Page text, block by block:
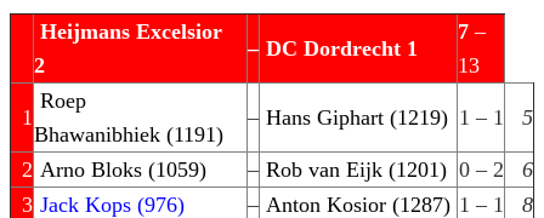
Heijmans Excelsior
2
– DC Dordrecht 1
7 –
13
1
Roep
Bhawanibhiek (1191)
– Hans Giphart (1219) 1 – 1 5
2 Arno Bloks (1059) – Rob van Eijk (1201) 0 – 2
6
3 Jack Kops (976) – Anton Kosior (1287) 1 – 1 8